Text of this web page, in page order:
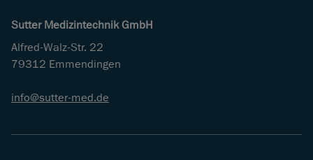
Sutter Medizintechnik GmbH
Alfred-Walz-Str. 22
79312 Emmendingen
info sutter-med de